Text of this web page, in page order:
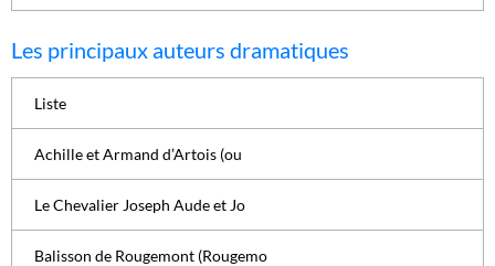
Les principaux auteurs dramatiques
Liste
Achille et Armand d’Artois (ou
Le Chevalier Joseph Aude et Jo
Balisson de Rougemont (Rougemo